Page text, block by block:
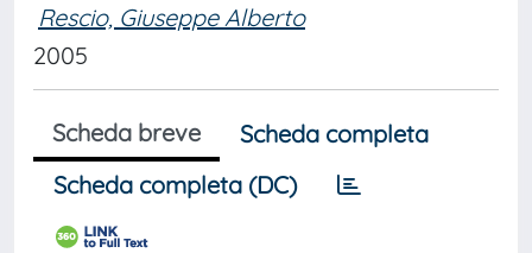
Rescio, Giuseppe Alberto
2005
Scheda breve
Scheda completa
Scheda completa (DC)